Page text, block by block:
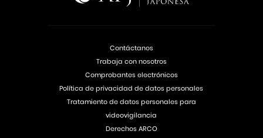
Contáctanos
Trabaja con nosotros
Comprobantes electrónicos
Política de privacidad de datos personales
Tratamiento de datos personales para
videovigilancia
Derechos ARCO